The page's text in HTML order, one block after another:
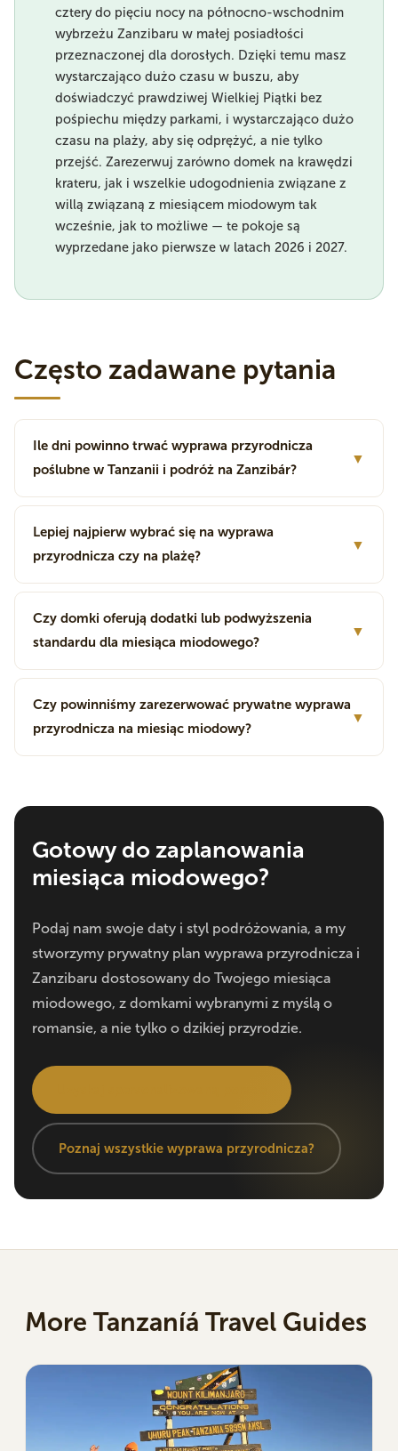
cztery do pięciu nocy na północno-wschodnim
wybrzeżu Zanzibaru w małej posiadłości
przeznaczonej dla dorosłych. Dzięki temu masz
wystarczająco dużo czasu w buszu, aby
doświadczyć prawdziwej Wielkiej Piątki bez
pośpiechu między parkami, i wystarczająco dużo
czasu na plaży, aby się odprężyć, a nie tylko
przejść. Zarezerwuj zarówno domek na krawędzi
krateru, jak i wszelkie udogodnienia związane z
willą związaną z miesiącem miodowym tak
wcześnie, jak to możliwe — te pokoje są
wyprzedane jako pierwsze w latach 2026 i 2027.
Często zadawane pytania
Ile dni powinno trwać wyprawa przyrodnicza
poślubne w Tanzanii i podróż na Zanzibár?
▼
Lepiej najpierw wybrać się na wyprawa
przyrodnicza czy na plażę?
▼
Czy domki oferują dodatki lub podwyższenia
standardu dla miesiąca miodowego?
▼
Czy powinniśmy zarezerwować prywatne wyprawa
przyrodnicza na miesiąc miodowy?
▼
Gotowy do zaplanowania
miesiąca miodowego?
Podaj nam swoje daty i styl podróżowania, a my
stworzymy prywatny plan wyprawa przyrodnicza i
Zanzibaru dostosowany do Twojego miesiąca
miodowego, z domkami wybranymi z myślą o
romansie, a nie tylko o dzikiej przyrodzie.
Poznaj wszystkie wyprawa przyrodnicza?
More Tanzaníá Travel Guides